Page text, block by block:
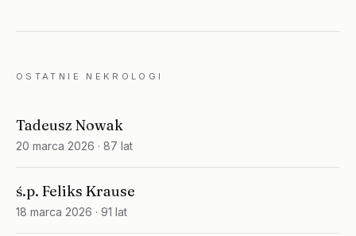
OSTATNIE NEKROLOGI
Tadeusz Nowak
20 marca 2026 · 87 lat
ś.p. Feliks Krause
18 marca 2026 · 91 lat